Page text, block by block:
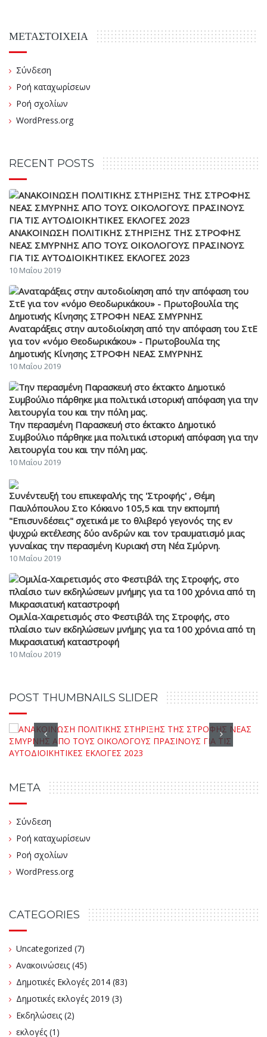
ΜΕΤΑΣΤΟΙΧΕΊΑ
Σύνδεση
Ροή καταχωρίσεων
Ροή σχολίων
WordPress.org
RECENT POSTS
ΑΝΑΚΟΙΝΩΣΗ ΠΟΛΙΤΙΚΗΣ ΣΤΗΡΙΞΗΣ ΤΗΣ ΣΤΡΟΦΗΣ
ΝΕΑΣ ΣΜΥΡΝΗΣ ΑΠΟ ΤΟΥΣ ΟΙΚΟΛΟΓΟΥΣ ΠΡΑΣΙΝΟΥΣ
ΓΙΑ ΤΙΣ ΑΥΤΟΔΙΟΙΚΗΤΙΚΕΣ ΕΚΛΟΓΕΣ 2023
10 Μαΐου 2019
Αναταράξεις στην αυτοδιοίκηση από την απόφαση του ΣτΕ
για τον «νόμο Θεοδωρικάκου» - Πρωτοβουλία της
Δημοτικής Κίνησης ΣΤΡΟΦΗ ΝΕΑΣ ΣΜΥΡΝΗΣ
10 Μαΐου 2019
Την περασμένη Παρασκευή στο έκτακτο Δημοτικό
Συμβούλιο πάρθηκε μια πολιτικά ιστορική απόφαση για την
λειτουργία του και την πόλη μας.
10 Μαΐου 2019
Συνέντευξή του επικεφαλής της 'Στροφής' , Θέμη
Παυλόπουλου Στο Κόκκινο 105,5 και την εκπομπή
"Επισυνδέσεις" σχετικά με το θλιβερό γεγονός της εν
ψυχρώ εκτέλεσης δύο ανδρών και τον τραυματισμό μιας
γυναίκας την περασμένη Κυριακή στη Νέα Σμύρνη.
10 Μαΐου 2019
Ομιλία-Χαιρετισμός στο Φεστιβάλ της Στροφής, στο
πλαίσιο των εκδηλώσεων μνήμης για τα 100 χρόνια από τη
Μικρασιατική καταστροφή
10 Μαΐου 2019
POST THUMBNAILS SLIDER
META
Σύνδεση
Ροή καταχωρίσεων
Ροή σχολίων
WordPress.org
CATEGORIES
Uncategorized (7)
Ανακοινώσεις (45)
Δημοτικές Εκλογές 2014 (83)
Δημοτικές εκλογές 2019 (3)
Εκδηλώσεις (2)
εκλογές (1)